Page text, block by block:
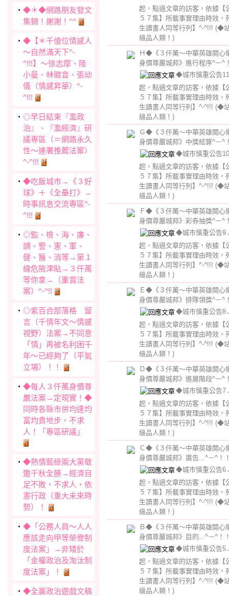
‧ ◆＊◆網路朋友發文
集錦！謝謝！^^
‧ ◆【＊千億位情感人
～自然滿天下^-
^!!!】～徐志摩、陸
小曼、林徽音、張幼
儀（情感昇華）^-
^!!!
‧ ◎早日結束『濫政
治』、『濫經濟』研
議專區（＝網路永久
性～連署推薦法案）
^-^!!!
‧ ◆吃飯城市→《３好
球》＋《全壘打》→
時事訊息交流專區^-
^!!!
‧ ◎監、檢、海、廉、
調、警、憲、軍、
健、醫、消等→第１
線危險津貼→３仟萬
等你拿→（重賞法
案）^-^!!
‧ ◎紫百合部落格 留
言（千情年文～情感
視野）法案→不同意
「情」再被名利困千
年～已經夠了（平氣
立場）！！
‧ ◆每人３仟萬身價尊
嚴法案→定現實！◆
同時各縣市併均達均
富均貴地步，不求
人！「專區研議」
‧ ◆熱情藍綠兩大黨敬
邀千秋全勝→經濟自
足不敗，不求人，依
憲行政（重大未來時
勢）！
‧ ◆「公務人員～人人
應該走向甲等榮譽制
度法案」→非矮於
「金權政治及淘汰制
度法案」！
‧ ◆全贏政治遊戲文稿
起，點過文章的訪客，依據
５７集】所載事實理由時效，
生讀書人同等行列】^-^!!! (◆
級品人類！)
Ｈ◆《３仟萬～中華英雄開心
身價尊嚴城邦》進行程序^－^
◆城市慎重公告
起，點過文章的訪客，依據
５７集】所載事實理由時效，
生讀書人同等行列】^-^!!! (◆
級品人類！)
Ｇ◆《３仟萬～中華英雄開心
身價尊嚴城邦》中獎結算^－^
◆城市慎重公告
起，點過文章的訪客，依據
５７集】所載事實理由時效，
生讀書人同等行列】^-^!!! (◆
級品人類！)
Ｆ◆《３仟萬～中華英雄開心
身價尊嚴城邦》彩券抽獎^－^
◆城市慎重公告
起，點過文章的訪客，依據
５７集】所載事實理由時效，
生讀書人同等行列】^-^!!! (◆
級品人類！)
Ｅ◆《３仟萬～中華英雄開心
身價尊嚴城邦》排隊領獎^－^
◆城市慎重公告
起，點過文章的訪客，依據
５７集】所載事實理由時效，
生讀書人同等行列】^-^!!! (◆
級品人類！)
Ｄ◆《３仟萬～中華英雄開心
身價尊嚴城邦》進展階段^－^
◆城市慎重公告
起，點過文章的訪客，依據
５７集】所載事實理由時效，
生讀書人同等行列】^-^!!! (◆
級品人類！)
Ｃ◆《３仟萬～中華英雄開心
身價尊嚴城邦》廣告...^－^！
◆城市慎重公告
起，點過文章的訪客，依據
５７集】所載事實理由時效，
生讀書人同等行列】^-^!!! (◆
級品人類！)
Ｂ◆《３仟萬～中華英雄開心
身價尊嚴城邦》目的...^－^！
◆城市慎重公告
起，點過文章的訪客，依據
５７集】所載事實理由時效，
生讀書人同等行列】^-^!!! (◆
級品人類！)